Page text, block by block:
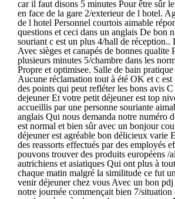
car il faut disons 5 minutes Pour être sûr
en face de la gare 2/exterieur de l hotel.
de l hotel Personnel courtois aimable
questions et ceci dans un anglais De bon
souriant c est un plus 4/hall de réception..
Avec sièges et canapés de bonnes qualite
plusieurs minutes 5/chambre dans les
Propre et optimisee. Salle de bain
Aucune réclamation tout à été OK et c
des points qui peut refléter les bons avis
dejeuner Et votre petit déjeuner est top
accueillis par une personne souriante
anglais Qui nous demanda notre numéro
est normal et bien sûr avec un bonjour
déjeuner est agréable bon délicieux varie
des reassorts effectués par des employés
pouvons trouver des produits européens /
autrichiens et asiatiques Qui ont plus à
chaque matin malgré la similitude ce fut
venir déjeuner chez vous Avec un bon
notre journée commençait bien 7/